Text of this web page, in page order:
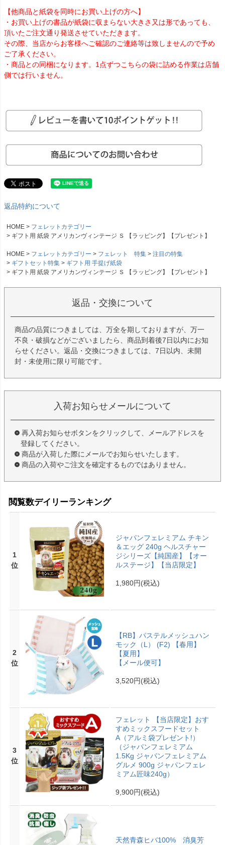
【他商品と紙袋を同時にお買い上げの方へ】
・お買い上げの書品が紙袋に収まらない大きさ又は形であっても、
頂いたご注文通り発送させていただきます。
その際、当店からお客様へご確認のご連絡等は致しませんので予め
ご了承ください。
・商品との同梱になります。1点ずつこちらの袋に詰める作業は店舗
側では行いません。
返品特約について
HOME
フェレットカテゴリー
ギフト用 紙袋 アメリカンヴィンテージ Ｓ 【ラッピング】【プレゼント】
HOME フェレットカテゴリー フェレット 特集
注目の特集
ギフトセット特集
ギフト用 手提げ紙袋
ギフト用 紙袋 アメリカンヴィンテージ Ｓ 【ラッピング】【プレゼント】
返品・交換について
商品の品質につきましては、万全を期しておりますが、万一
不良・破損などがございましたら、商品到着後7日以内にお知
らせください。返品・交換につきましては、7日以内、未開
封・未使用に限り可能です。
入荷お知らせメールについて
再入荷お知らせボタンをクリックして、メールアドレスを
登録してください。
商品が入荷した際にメールでお知らせいたします。
商品の入荷やご注文を確定するものではありません。
閲覧数デイリーランキング
1
位
ジャパンフェレミアム チキン
＆エッグ 240g ヘルスチャー
ジシリーズ【純国産】【オー
ルステージ】【当店限定】
1,980円(税込)
2
位
【RB】パステルメッシュハン
モック（L） (F2) 【春用】
【夏用】
【メール便可】
3,520円(税込)
3
位
フェレット 【当店限定】おす
すめミックスフードセット
A（アルミ袋プレゼント!）
（ジャパンフェレミアム
1.5Kg ジャパンフェレミアム
グルメ 900g ジャパンフェレ
ミアム匠味240g）
9,900円(税込)
天然青森ヒバ100% 消臭芳